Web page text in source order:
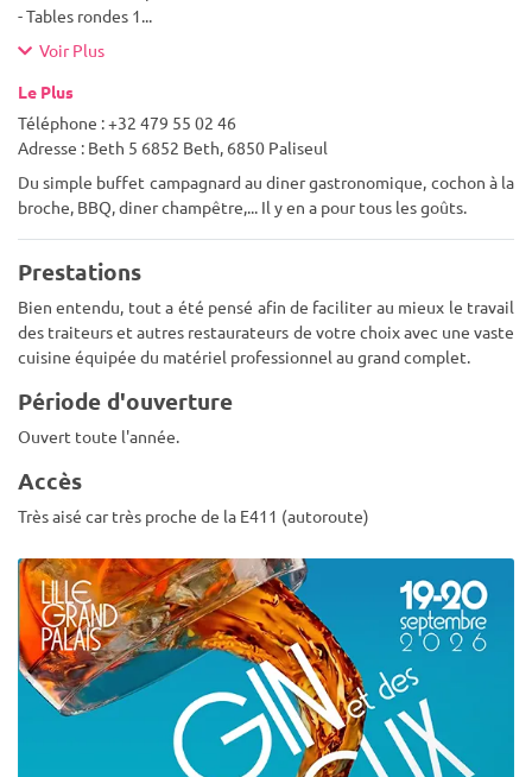
- Tables rondes 1...
Voir Plus
Le Plus
Téléphone : +32 479 55 02 46
Adresse : Beth 5 6852 Beth, 6850 Paliseul
Du simple buffet campagnard au diner gastronomique, cochon à la
broche, BBQ, diner champêtre,... Il y en a pour tous les goûts.
Prestations
Bien entendu, tout a été pensé afin de faciliter au mieux le travail
des traiteurs et autres restaurateurs de votre choix avec une vaste
cuisine équipée du matériel professionnel au grand complet.
Période d'ouverture
Ouvert toute l'année.
Accès
Très aisé car très proche de la E411 (autoroute)